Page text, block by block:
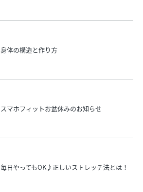
身体の構造と作り方
スマホフィットお盆休みのお知らせ
毎日やってもOK♪正しいストレッチ法とは！